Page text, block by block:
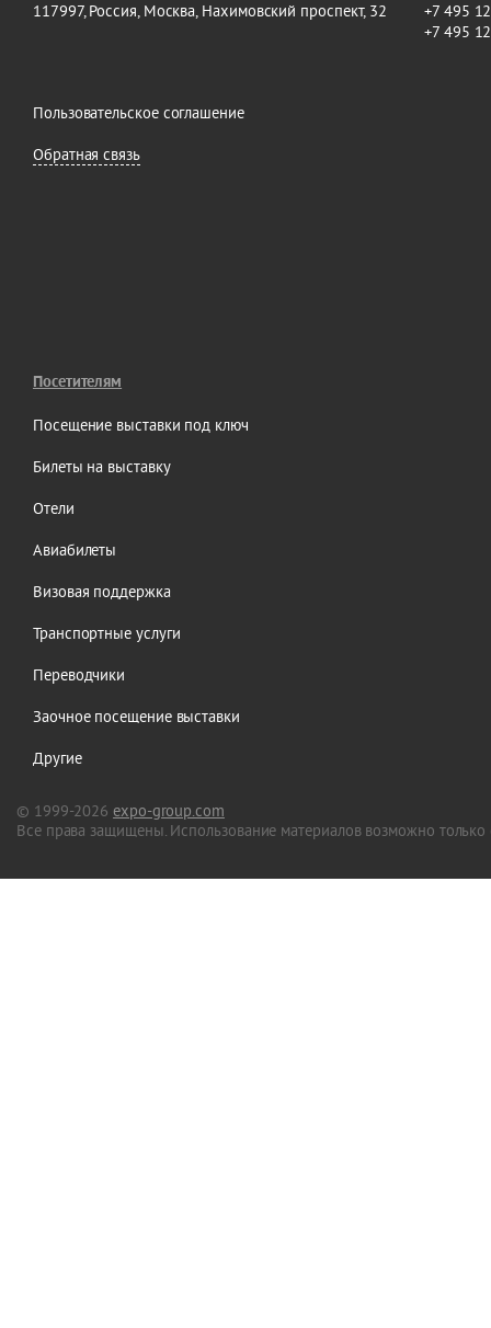
117997, Россия, Москва, Нахимовский проспект, 32
+7 495
+7 495
Пользовательское соглашение
Обратная связь
Посетителям
Посещение выставки под ключ
Билеты на выставку
Отели
Авиабилеты
Визовая поддержка
Транспортные услуги
Переводчики
Заочное посещение выставки
Другие
© 1999-2026 expo-group.com
Все права защищены. Использование материалов возможно